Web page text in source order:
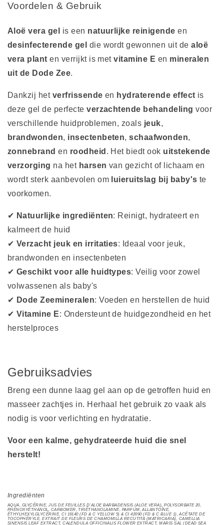
Voordelen & Gebruik
Aloë vera gel is een natuurlijke reinigende en
desinfecterende gel die wordt gewonnen uit dealoë
vera plant en verrijkt is metvitamine E en mineralen
uit de Dode Zee.
Dankzij het verfrissende en hydraterende effect is
deze gel de perfecteverzachtende behandeling voor
verschillende huidproblemen, zoals jeuk,
brandwonden, insectenbeten,schaafwonden,
zonnebrand en roodheid . Het biedt ook uitstekende
verzorging na het harsen van gezicht of lichaam en
wordt sterk aanbevolen om luieruitslag bij baby's te
voorkomen.
✔ Natuurlijke ingrediënten: Reinigt, hydrateert en
kalmeert de huid
✔ Verzacht jeuk en irritaties: Ideaal voor jeuk,
brandwonden en insectenbeten
✔ Geschikt voor alle huidtypes: Veilig voor zowel
volwassenen als baby's
✔ Dode Zeemineralen: Voeden en herstellen de huid
✔ Vitamine E: Ondersteunt de huidgezondheid en het
herstelproces
Gebruiksadvies
Breng een dunne laag gel aan op de getroffen huid en
masseer zachtjes in. Herhaal het gebruik zo vaak als
nodig is voor verlichting en hydratatie.
Voor een kalme, gehydrateerde huid die snel
herstelt!
Ingrediënten
AQUA, GLYCÉRINE, JUS DE FEUILLES D'ALOE BARBADENSIS (ALOE VERA), POLYSORBATE 20,
PHÉNOXYÉTHANOL, CARBOMER, TRIÉTHANOLAMINE, PARFUM, ALLANTOÏNE,
ÉTHYLHEXYLGLYCÉRINE, CI 19140 (FD & C YELLOW 5) & CI 42090 (FD & C BLUE 1), ACÉTATE DE
TOCOPHÉRYLE, EXTRAIT DE FLEURS DE CHAMOMILLA RECUTITA (MATRICARIA), CAMELLIA
SINENSIS LEAF EXTRACT, CALENDULA OFFICINALIS FLOWER EXTRACT, MARIS SAL (DEAD SEA